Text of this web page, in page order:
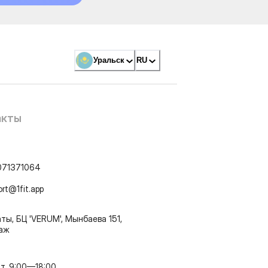
Уральск RU
БЦ 'VERUM', Мынбаева 151,